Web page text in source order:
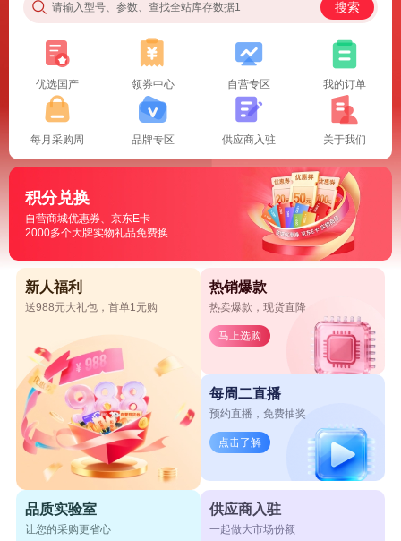
请输入型号、参数、查找全站库存数据1 搜索
优选国产 领券中心 自营专区 我的订单
每月采购周 品牌专区 供应商入驻 关于我们
积分兑换
自营商城优惠券、京东E卡
2000多个大牌实物礼品免费换
新人福利
送988元大礼包，首单1元购
热销爆款
热卖爆款，现货直降
马上选购
每周二直播
预约直播，免费抽奖
点击了解
品质实验室
让您的采购更省心
供应商入驻
一起做大市场份额